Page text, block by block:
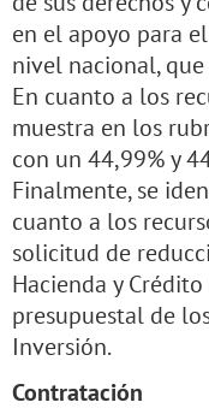
en el apoyo para
nivel nacional,
En cuanto a los
muestra en los
con un 44,99% y
Finalmente, se
cuanto a los
solicitud de
Hacienda y
presupuestal de
Inversión.
Contratación